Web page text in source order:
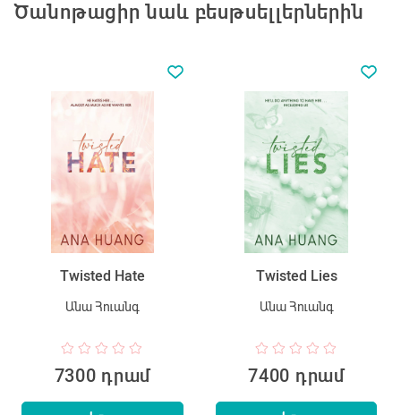
Ծանոթացիր նաև բեսթսելլերներին
Twisted Hate
Անա Հուանգ
7300 դրամ
Twisted Lies
Անա Հուանգ
7400 դրամ